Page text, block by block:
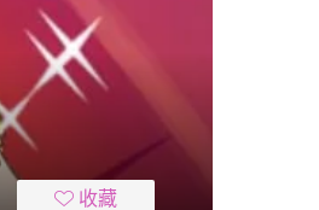
收藏